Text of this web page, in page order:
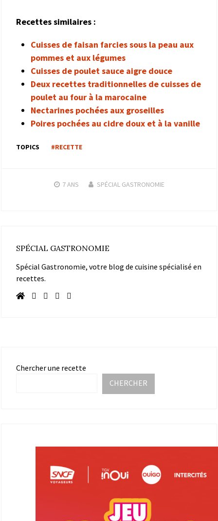
Recettes similaires :
Cuisses de faisan farcies sous la peau aux
pommes et aux légumes
Cuisses de poulet sauce aigre douce
Deux recettes traditionnelles de cuisses de
poulet au four à la marocaine
Nectarines pochées aux groseilles
Poires pochées au cidre doux et à la vanille
TOPICS #RECETTE
7 ANS SPÉCIAL GASTRONOMIE
SPÉCIAL GASTRONOMIE
Spécial Gastronomie, votre blog de cuisine spécialisé en
recettes.
Chercher une recette
CHERCHER